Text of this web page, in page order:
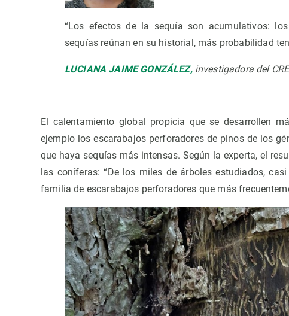
“Los efectos de la sequía son acumulativos:
sequías reúnan en su historial, más probabilidad
LUCIANA JAIME GONZÁLEZ, investigadora del
El calentamiento global propicia que se desarrollen
ejemplo los escarabajos perforadores de pinos de los
que haya sequías más intensas. Según la experta, el
las coníferas: “De los miles de árboles estudiados,
familia de escarabajos perforadores que más